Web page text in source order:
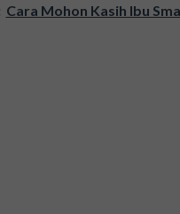
Cara Mohon Kasih Ibu